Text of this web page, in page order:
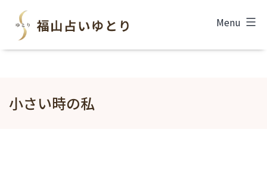
テ
へ
ゆ
Menu
小さい時の私